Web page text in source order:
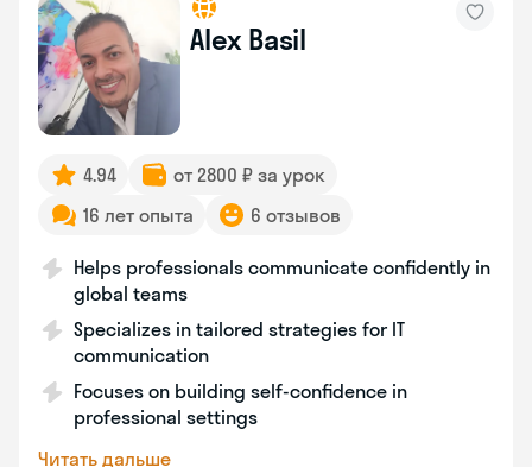
Alex Basil
4.94
от 2800 ₽ за урок
16 лет опыта
6 отзывов
Helps professionals communicate confidently in
global teams
Specializes in tailored strategies for IT
communication
Focuses on building self-confidence in
professional settings
Читать дальше